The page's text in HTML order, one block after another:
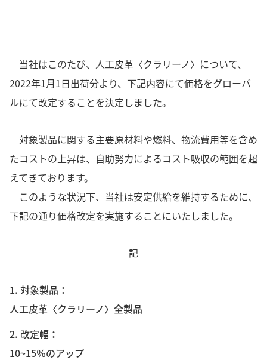
当社はこのたび、人工皮革〈クラリーノ〉について、
2022年1月1日出荷分より、下記内容にて価格をグローバ
ルにて改定することを決定しました。
対象製品に関する主要原材料や燃料、物流費用等を含め
たコストの上昇は、自助努力によるコスト吸収の範囲を超
えてきております。
このような状況下、当社は安定供給を維持するために、
下記の通り価格改定を実施することにいたしました。
記
1. 対象製品
人工皮革〈クラリーノ〉全製品
2. 改定幅
10~15％のアップ